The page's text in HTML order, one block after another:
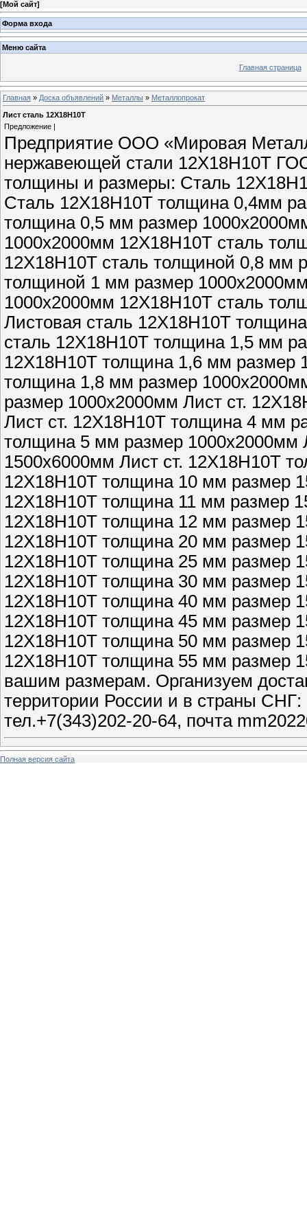
[Мой сайт]
Форма входа
Меню сайта
Главная страница
Главная » Доска объявлений » Металлы » Металлопрокат
Лист сталь 12Х18Н10Т
Предложение |
Предприятие ООО «Мировая
нержавеющей стали 12Х18Н10Т
толщины и размеры: Сталь
Сталь 12Х18Н10Т толщина 0,4мм
толщина 0,5 мм размер
1000х2000мм 12Х18Н10Т сталь
12Х18Н10Т сталь толщиной 0,8 мм
толщиной 1 мм размер
1000х2000мм 12Х18Н10Т сталь
Листовая сталь 12Х18Н10Т
сталь 12Х18Н10Т толщина 1,5 мм
12Х18Н10Т толщина 1,6 мм размер
толщина 1,8 мм размер
размер 1000х2000мм Лист ст.
Лист ст. 12Х18Н10Т толщина 4 мм
толщина 5 мм размер 1000х2000мм
1500х6000мм Лист ст. 12Х18Н10Т
12Х18Н10Т толщина 10 мм размер
12Х18Н10Т толщина 11 мм размер
12Х18Н10Т толщина 12 мм размер
12Х18Н10Т толщина 20 мм размер
12Х18Н10Т толщина 25 мм размер
12Х18Н10Т толщина 30 мм размер
12Х18Н10Т толщина 40 мм размер
12Х18Н10Т толщина 45 мм размер
12Х18Н10Т толщина 50 мм размер
12Х18Н10Т толщина 55 мм размер
вашим размерам. Организуем
территории России и в страны СНГ:
тел.+7(343)202-20-64, почта
Полная версия сайта